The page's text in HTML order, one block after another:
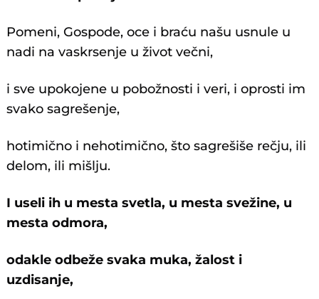
Pomeni, Gospode, oce i braću našu usnule u
nadi na vaskrsenje u život večni,
i sve upokojene u pobožnosti i veri, i oprosti im
svako sagrešenje,
hotimično i nehotimično, što sagrešiše rečju, ili
delom, ili mišlju.
I useli ih u mesta svetla, u mesta svežine, u
mesta odmora,
odakle odbeže svaka muka, žalost i
uzdisanje,